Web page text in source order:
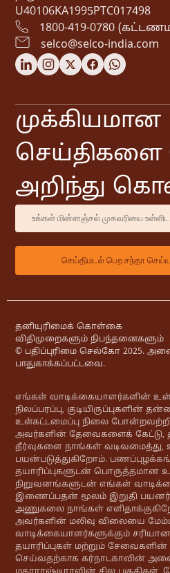
U40106KA1995PTC017498
1800-419-0780
selco@selco-india.com
முக்கியமான
செய்திகளை
அறிந்து
தனியுரிமைக் கொள்கை
விதிமுறைகளும் நிபந்தனைகளும்
© பதிப்புரிமை செல்கோ 2025.
பாதுகாக்கப்பட்டவை.
எங்கள் வாடிக்கையாளர்களின்
நிலப்பரப்பு, குடியிருப்புகளின்
உள்கட்டமைப்பு நிலை
அவர்களின் தேவைகளைக் கேட்டு,
தீர்வுகளை நாங்கள் வடிவமைத்து,
பயன்படுத்துகிறோம்.
தயாரிப்புகளுடன் பொருத்தமான
நிறுவனங்களுடன் எங்கள்
இணைப்பதன் மூலம் இறுதி பயனர்
அணுகலை நாங்கள்
அவர்களின் மலிவு விலையை
வாடிக்கையாளர்களுக்கும்
தயாரிப்புகள் மற்றும் சேவைகளின்
செய்வதற்காக கர்நாடகாவின்